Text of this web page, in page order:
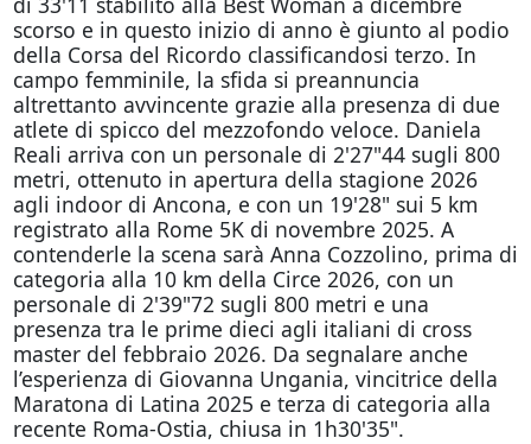
scorso e in questo inizio di anno è giunto al podio
della Corsa del Ricordo classificandosi terzo. In
campo femminile, la sfida si preannuncia
altrettanto avvincente grazie alla presenza di due
atlete di spicco del mezzofondo veloce. Daniela
Reali arriva con un personale di 2'27"44 sugli 800
metri, ottenuto in apertura della stagione 2026
agli indoor di Ancona, e con un 19'28" sui 5 km
registrato alla Rome 5K di novembre 2025. A
contenderle la scena sarà Anna Cozzolino, prima di
categoria alla 10 km della Circe 2026, con un
personale di 2'39"72 sugli 800 metri e una
presenza tra le prime dieci agli italiani di cross
master del febbraio 2026. Da segnalare anche
l’esperienza di Giovanna Ungania, vincitrice della
Maratona di Latina 2025 e terza di categoria alla
recente Roma-Ostia, chiusa in 1h30'35".